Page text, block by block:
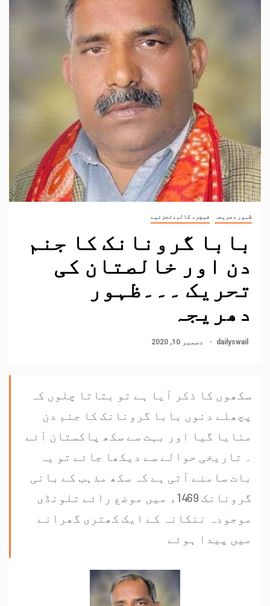
ظہور دھریجہ فیچر، کالم،تجزئیے
بابا گرونانک کا جنم
دن اور خالصتان کی
تحریک ۔۔۔ظہور
دھریجہ
dailyswail دسمبر 10, 2020
سکھوں کا ذکر آیا ہے تو بتاتا چلوں کہ
پچھلے دنوں بابا گرونانک کا جنم دن
منایا گیا اور بہت سے سکھ پاکستان آئے
۔ تاریخی حوالے سے دیکھا جائے تو یہ
بات سامنے آتی ہے کہ سکھ مذہب کے بانی
گرونانک 1469ء میں موضع رائے تلونڈی
موجودہ ننکانہ کے ایک کھتری گھرانے
میں پیدا ہوئے